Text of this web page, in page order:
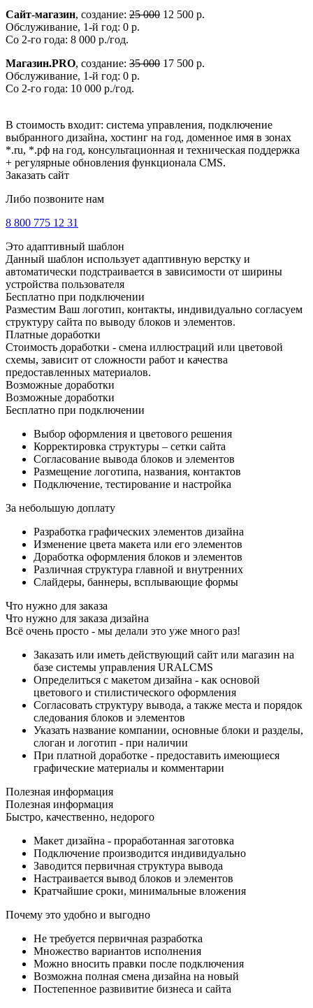
Сайт-магазин, создание: 25 000 12 500 р.
Обслуживание, 1-й год: 0 р.
Со 2-го года: 8 000 р./год.
Магазин.PRO, создание: 35 000 17 500 р.
Обслуживание, 1-й год: 0 р.
Со 2-го года: 10 000 р./год.
В стоимость входит: система управления, подключение
выбранного дизайна, хостинг на год, доменное имя в зонах
*.ru, *.рф на год, консультационная и техническая поддержка
+ регулярные обновления функционала CMS.
Заказать сайт
Либо позвоните нам
8 800 775 12 31
Это адаптивный шаблон
Данный шаблон использует адаптивную верстку и
автоматически подстраивается в зависимости от ширины
устройства пользователя
Бесплатно при подключении
Разместим Ваш логотип, контакты, индивидуально согласуем
структуру сайта по выводу блоков и элементов.
Платные доработки
Стоимость доработки - смена иллюстраций или цветовой
схемы, зависит от сложности работ и качества
предоставленных материалов.
Возможные доработки
Возможные доработки
Бесплатно при подключении
Выбор оформления и цветового решения
Корректировка структуры – сетки сайта
Согласование вывода блоков и элементов
Размещение логотипа, названия, контактов
Подключение, тестирование и настройка
За небольшую доплату
Разработка графических элементов дизайна
Изменение цвета макета или его элементов
Доработка оформления блоков и элементов
Различная структура главной и внутренних
Слайдеры, баннеры, всплывающие формы
Что нужно для заказа
Что нужно для заказа дизайна
Всё очень просто - мы делали это уже много раз!
Заказать или иметь действующий сайт или магазин на
базе системы управления URALCMS
Определиться с макетом дизайна - как основой
цветового и стилистического оформления
Согласовать структуру вывода, а также места и порядок
следования блоков и элементов
Указать название компании, основные блоки и разделы,
слоган и логотип - при наличии
При платной доработке - предоставить имеющиеся
графические материалы и комментарии
Полезная информация
Полезная информация
Быстро, качественно, недорого
Макет дизайна - проработанная заготовка
Подключение производится индивидуально
Заводится первичная структура вывода
Настраивается вывод блоков и элементов
Кратчайшие сроки, минимальные вложения
Почему это удобно и выгодно
Не требуется первичная разработка
Множество вариантов исполнения
Можно вносить правки после подключения
Возможна полная смена дизайна на новый
Постепенное развивитие бизнеса и сайта